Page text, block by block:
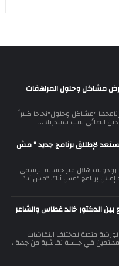
مشاكل وحلول المراهقات
"مشاكل وحلول"نجاحا كبيراً
الطائي لقب سيندريلا ...
لإطلاق برنامج جديد ” مش
رودولف هلال عبر حسابه الرسمي
برنامج “مش أنا”. “مش أنا”
بين الدكتور خالد غطاس والشاعر
منصة لمختلف النقاشات
في جلسة نقاشية من جهة ،